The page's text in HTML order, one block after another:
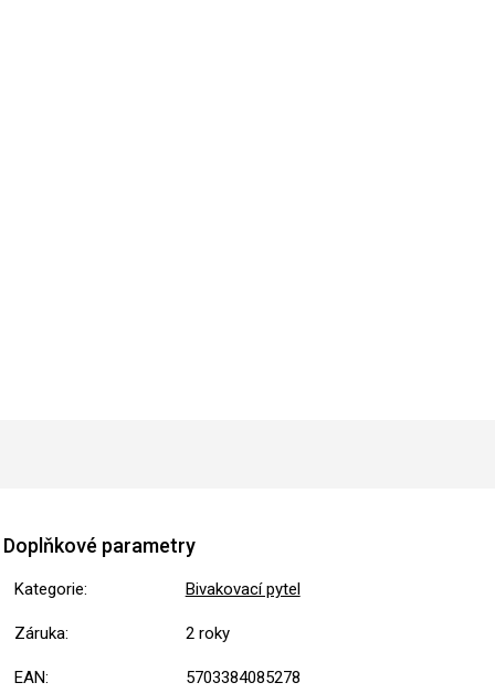
Doplňkové parametry
Kategorie: Bivakovací pytel
Záruka: 2 roky
EAN: 5703384085278